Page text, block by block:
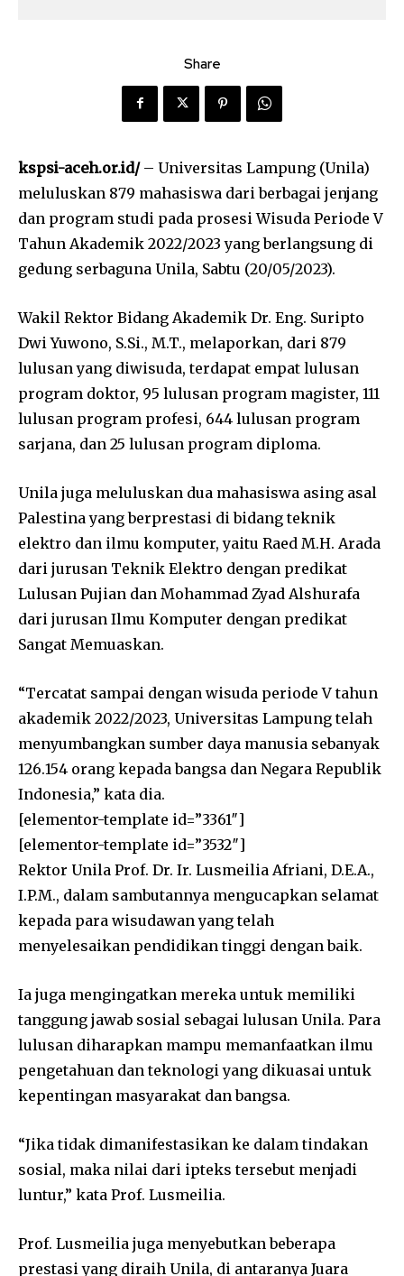
Share
kspsi-aceh.or.id/– Universitas Lampung (Unila)
meluluskan 879 mahasiswa dari berbagai jenjang
dan program studi pada prosesi Wisuda Periode V
Tahun Akademik 2022/2023 yang berlangsung di
gedung serbaguna Unila, Sabtu (20/05/2023).
Wakil Rektor Bidang Akademik Dr. Eng. Suripto
Dwi Yuwono, S.Si., M.T., melaporkan, dari 879
lulusan yang diwisuda, terdapat empat lulusan
program doktor, 95 lulusan program magister, 111
lulusan program profesi, 644 lulusan program
sarjana, dan 25 lulusan program diploma.
Unila juga meluluskan dua mahasiswa asing asal
Palestina yang berprestasi di bidang teknik
elektro dan ilmu komputer, yaitu Raed M.H. Arada
dari jurusan Teknik Elektro dengan predikat
Lulusan Pujian dan Mohammad Zyad Alshurafa
dari jurusan Ilmu Komputer dengan predikat
Sangat Memuaskan.
“Tercatat sampai dengan wisuda periode V tahun
akademik 2022/2023, Universitas Lampung telah
menyumbangkan sumber daya manusia sebanyak
126.154 orang kepada bangsa dan Negara Republik
Indonesia,” kata dia.
[elementor-template id=”3361″]
[elementor-template id=”3532″]
Rektor Unila Prof. Dr. Ir. Lusmeilia Afriani, D.E.A.,
I.P.M., dalam sambutannya mengucapkan selamat
kepada para wisudawan yang telah
menyelesaikan pendidikan tinggi dengan baik.
Ia juga mengingatkan mereka untuk memiliki
tanggung jawab sosial sebagai lulusan Unila. Para
lulusan diharapkan mampu memanfaatkan ilmu
pengetahuan dan teknologi yang dikuasai untuk
kepentingan masyarakat dan bangsa.
“Jika tidak dimanifestasikan ke dalam tindakan
sosial, maka nilai dari ipteks tersebut menjadi
luntur,” kata Prof. Lusmeilia.
Prof. Lusmeilia juga menyebutkan beberapa
prestasi yang diraih Unila, di antaranya Juara